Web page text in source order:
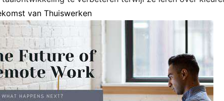
van Thuiswerken